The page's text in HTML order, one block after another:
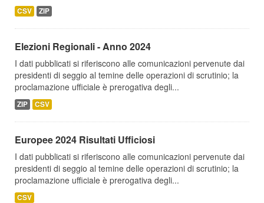
CSV ZIP
Elezioni Regionali - Anno 2024
I dati pubblicati si riferiscono alle comunicazioni pervenute dai
presidenti di seggio al temine delle operazioni di scrutinio; la
proclamazione ufficiale è prerogativa degli...
ZIP CSV
Europee 2024 Risultati Ufficiosi
I dati pubblicati si riferiscono alle comunicazioni pervenute dai
presidenti di seggio al temine delle operazioni di scrutinio; la
proclamazione ufficiale è prerogativa degli...
CSV